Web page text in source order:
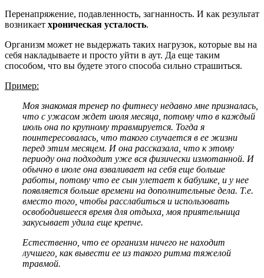
Перенапряжение, подавленность, загнанность. И как результат
возникает хроническая усталость.
Организм может не выдержать таких нагрузок, которые вы на
себя накладываете и просто уйти в аут. Да еще таким
способом, что вы будете этого способа сильно страшиться.
Пример:
Моя знакомая тренер по фитнесу недавно мне призналась,
что с ужасом ждет июля месяца, потому что в каждый
июль она по крупному травмируется. Тогда я
поинтересовалась, что такого случается в ее жизни
перед этим месяцем. И она рассказала, что к этому
периоду она подходит уже вся физически измотанной. И
обычно в июле она взваливает на себя еще больше
работы, потому что ее сын улетает к бабушке, и у нее
появляется больше времени на дополнительные дела. Т.е.
вместо того, чтобы расслабиться и использовать
освободившееся время для отдыха, моя приятельница
закусывает удила еще крепче.
Естественно, что ее организм ничего не находит
лучшего, как вывести ее из такого ритма тяжелой
травмой.